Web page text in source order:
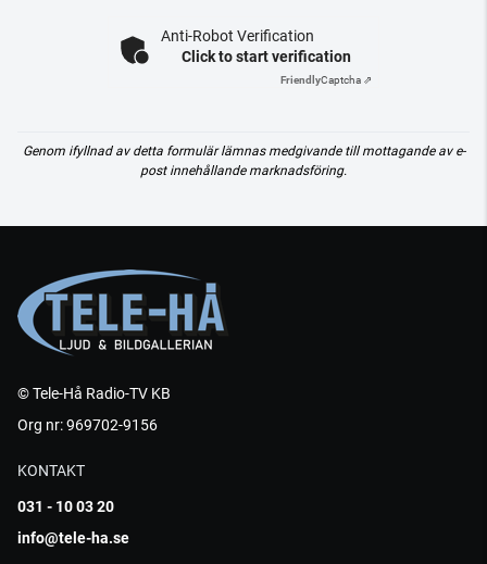
Anti-Robot Verification
Click to start verification
FriendlyCaptcha ⇗
Genom ifyllnad av detta formulär lämnas medgivande till mottagande av e-
post innehållande marknadsföring.
© Tele-Hå Radio-TV KB
Org nr: 969702-9156
KONTAKT
031 - 10 03 20
info@tele-ha.se